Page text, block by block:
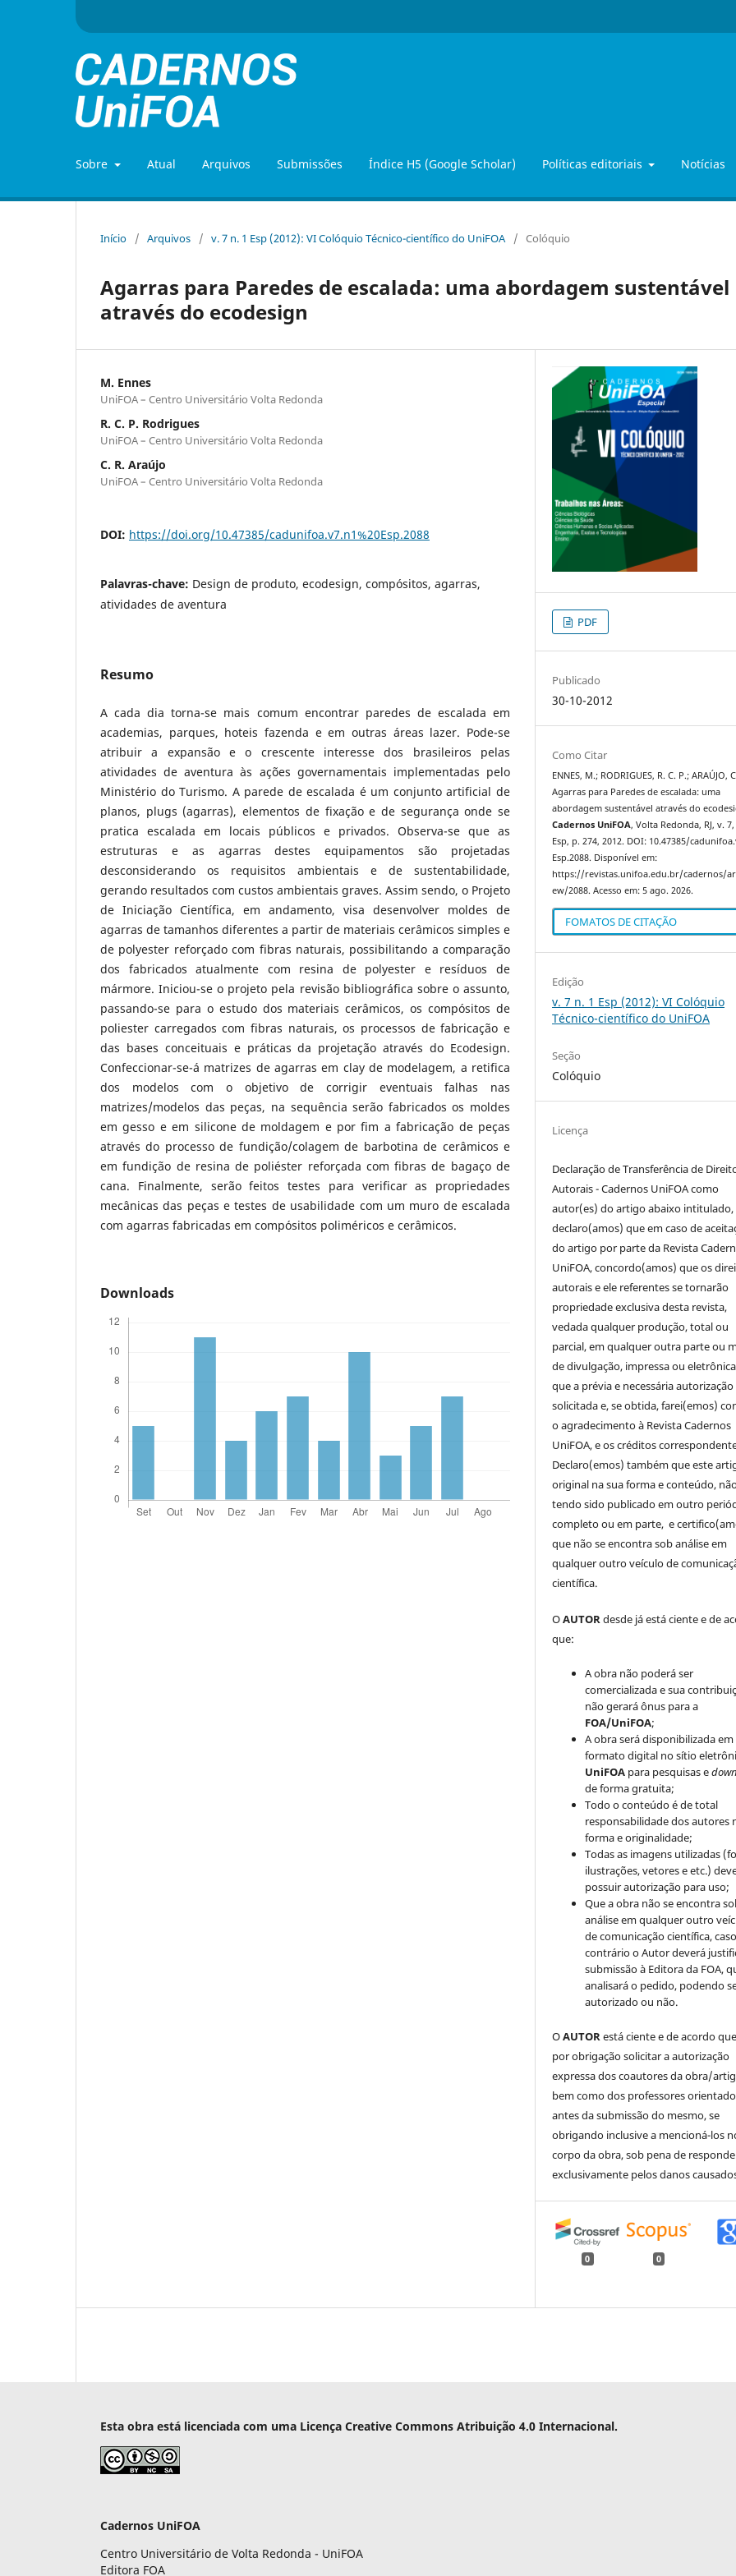
Sobre Atual Arquivos Submissões Índice H5 (Google Scholar) Políticas editoriais Notícias
Início / Arquivos / v. 7 n. 1 Esp (2012): VI Colóquio Técnico-científico do UniFOA / Colóquio
Agarras para Paredes de escalada: uma abordagem sustentável
através do ecodesign
M. Ennes
UniFOA – Centro Universitário Volta Redonda
R. C. P. Rodrigues
UniFOA – Centro Universitário Volta Redonda
C. R. Araújo
UniFOA – Centro Universitário Volta Redonda
DOI: https://doi.org/10.47385/cadunifoa.v7.n1%20Esp.2088
Palavras-chave: Design de produto, ecodesign, compósitos, agarras,
atividades de aventura
Resumo
A cada dia torna-se mais comum encontrar paredes de escalada em
academias, parques, hoteis fazenda e em outras áreas lazer. Pode-se
atribuir a expansão e o crescente interesse dos brasileiros pelas
atividades de aventura às ações governamentais implementadas pelo
Ministério do Turismo. A parede de escalada é um conjunto artificial de
planos, plugs (agarras), elementos de fixação e de segurança onde se
pratica escalada em locais públicos e privados. Observa-se que as
estruturas e as agarras destes equipamentos são projetadas
desconsiderando os requisitos ambientais e de sustentabilidade,
gerando resultados com custos ambientais graves. Assim sendo, o Projeto
de Iniciação Científica, em andamento, visa desenvolver moldes de
agarras de tamanhos diferentes a partir de materiais cerâmicos simples e
de polyester reforçado com fibras naturais, possibilitando a comparação
dos fabricados atualmente com resina de polyester e resíduos de
mármore. Iniciou-se o projeto pela revisão bibliográfica sobre o assunto,
passando-se para o estudo dos materiais cerâmicos, os compósitos de
poliester carregados com fibras naturais, os processos de fabricação e
das bases conceituais e práticas da projetação através do Ecodesign.
Confeccionar-se-á matrizes de agarras em clay de modelagem, a retifica
dos modelos com o objetivo de corrigir eventuais falhas nas
matrizes/modelos das peças, na sequência serão fabricados os moldes
em gesso e em silicone de moldagem e por fim a fabricação de peças
através do processo de fundição/colagem de barbotina de cerâmicos e
em fundição de resina de poliéster reforçada com fibras de bagaço de
cana. Finalmente, serão feitos testes para verificar as propriedades
mecânicas das peças e testes de usabilidade com um muro de escalada
com agarras fabricadas em compósitos poliméricos e cerâmicos.
Downloads
PDF
Publicado
30-10-2012
Como Citar
ENNES, M.; RODRIGUES, R. C. P.; ARAÚJO,
Agarras para Paredes de escalada: uma
abordagem sustentável através do
Cadernos UniFOA, Volta Redonda, RJ, v. 7,
Esp, p. 274, 2012. DOI: 10.47385/
Esp.2088. Disponível em:
https://revistas.unifoa.edu.br/cadernos/
ew/2088. Acesso em: 5 ago. 2026.
FOMATOS DE CITAÇÃO
Edição
v. 7 n. 1 Esp (2012): VI Colóquio
Técnico-científico do UniFOA
Seção
Colóquio
Licença
Declaração de Transferência de
Autorais - Cadernos UniFOA como
autor(es) do artigo abaixo intitulado,
declaro(amos) que em caso de
do artigo por parte da Revista
UniFOA, concordo(amos) que os
autorais e ele referentes se tornarão
propriedade exclusiva desta revista,
vedada qualquer produção, total ou
parcial, em qualquer outra parte ou
de divulgação, impressa ou
que a prévia e necessária autorização
solicitada e, se obtida, farei(emos)
o agradecimento à Revista Cadernos
UniFOA, e os créditos
Declaro(emos) também que este
original na sua forma e conteúdo,
tendo sido publicado em outro
completo ou em parte, e
que não se encontra sob análise em
qualquer outro veículo de
científica.
OAUTORdesde já está ciente e de
que:
A obra não poderá ser
comercializada e sua
não gerará ônus para a
FOA/UniFOA;
A obra será disponibilizada em
formato digital no sítio
UniFOA para pesquisas e
de forma gratuita;
Todo o conteúdo é de total
responsabilidade dos autores
forma e originalidade;
Todas as imagens utilizadas
ilustrações, vetores e etc.)
possuir autorização para uso;
Que a obra não se encontra
análise em qualquer outro
de comunicação científica, caso
contrário o Autor deverá
submissão à Editora da FOA,
analisará o pedido, podendo
autorizado ou não.
OAUTORestá ciente e de acordo
por obrigação solicitar a autorização
expressa dos coautores da obra/
bem como dos professores
antes da submissão do mesmo, se
obrigando inclusive a mencioná-los
corpo da obra, sob pena de
exclusivamente pelos danos
0 0
Esta obra está licenciada com uma Licença Creative Commons Atribuição 4.0 Internacional.
Cadernos UniFOA
Centro Universitário de Volta Redonda - UniFOA
Editora FOA